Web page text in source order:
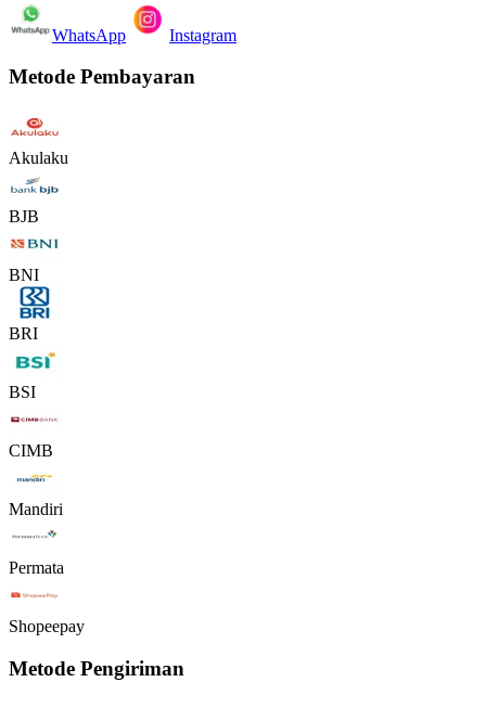
WhatsApp Instagram
Metode Pembayaran
Akulaku
BJB
BNI
BRI
BSI
CIMB
Mandiri
Permata
Shopeepay
Metode Pengiriman